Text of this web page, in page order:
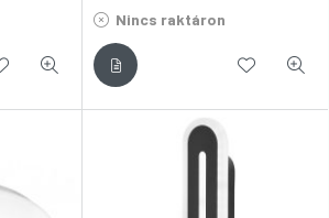
Nincs raktáron